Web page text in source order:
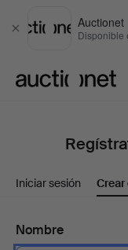
Cerrar
Auctionet
Disponible
Iniciar sesión Crear
Nombre